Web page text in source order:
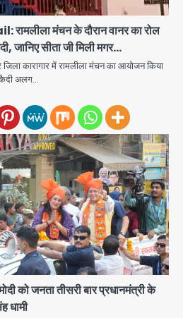
मंचन के दौरान वानर का रोल
जानिए सीता जी मिली मगर…
कारागार में रामलीला मंचन का आयोजन किया
कैदी अलग…
जनता तीसरी बार प्रधानमंत्री के
धामी